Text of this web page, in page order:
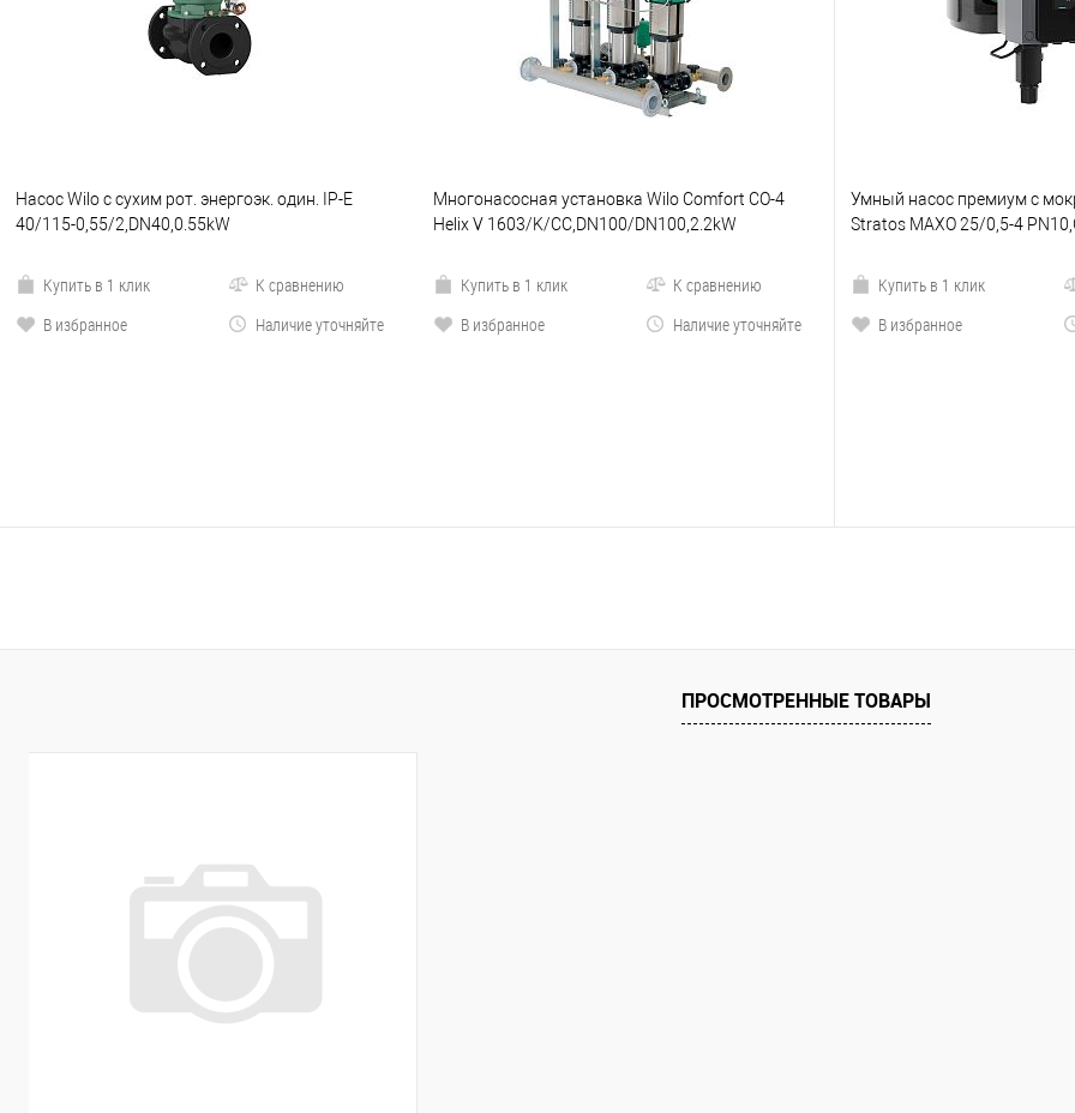
Насос Wilo с сухим рот. энергоэк. один. IP-E
40/115-0,55/2,DN40,0.55kW
Купить в 1 клик
К сравнению
В избранное
Наличие уточняйте
Многонасосная установка Wilo Comfort CO-4
Helix V 1603/K/CC,DN100/DN100,2.2kW
Купить в 1 клик
К сравнению
В избранное
Наличие уточняйте
Умный насос премиум с
Stratos MAXO 25/0,5-4
Купить в 1 клик
В избранное
ПРОСМОТРЕННЫЕ ТОВАРЫ